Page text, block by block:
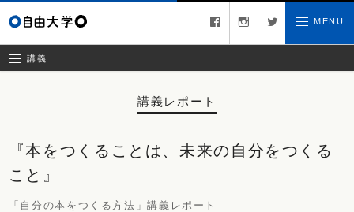
お問い合わせfacebook instagram twitter MENU
講義
講義レポート
『本をつくることは、未来の自分をつくる
こと』
「自分の本をつくる方法」講義レポート